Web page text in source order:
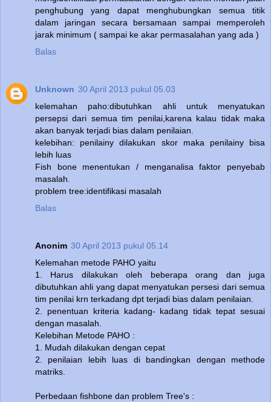
penghubung yang dapat menghubungkan semua titik
dalam jaringan secara bersamaan sampai memperoleh
jarak minimum ( sampai ke akar permasalahan yang ada )
Balas
Unknown 30 April 2013 pukul 05.03
kelemahan paho:dibutuhkan ahli untuk menyatukan
persepsi dari semua tim penilai,karena kalau tidak maka
akan banyak terjadi bias dalam penilaian.
kelebihan: penilainy dilakukan skor maka penilainy bisa
lebih luas
Fish bone menentukan / menganalisa faktor penyebab
masalah.
problem tree:identifikasi masalah
Balas
Anonim 30 April 2013 pukul 05.14
Kelemahan metode PAHO yaitu
1. Harus dilakukan oleh beberapa orang dan juga
dibutuhkan ahli yang dapat menyatukan persesi dari semua
tim penilai krn terkadang dpt terjadi bias dalam penilaian.
2. penentuan kriteria kadang- kadang tidak tepat sesuai
dengan masalah.
Kelebihan Metode PAHO :
1. Mudah dilakukan dengan cepat
2. penilaian lebih luas di bandingkan dengan methode
matriks.
Perbedaan fishbone dan problem Tree's :